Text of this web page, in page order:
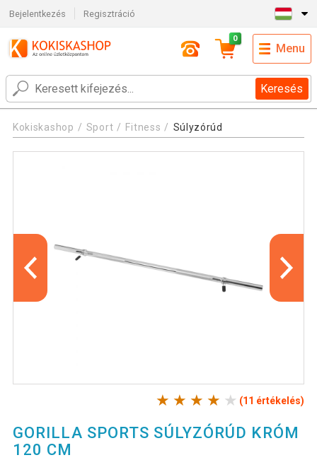
Bejelentkezés Regisztráció
Keresés
0
Menu
Kokiskashop Sport Fitness Súlyzórúd
(11 értékelés)
GORILLA SPORTS SÚLYZÓRÚD KRÓM
120 CM